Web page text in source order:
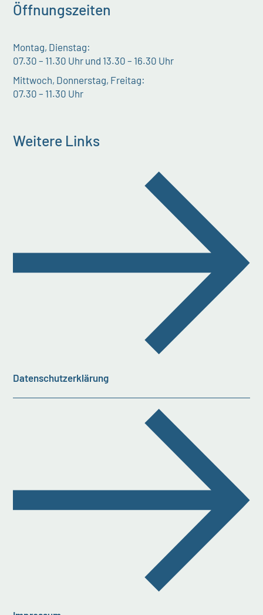
Öffnungszeiten
Montag, Dienstag:
07.30 – 11.30 Uhr und 13.30 – 16.30 Uhr
Mittwoch, Donnerstag, Freitag:
07.30 – 11.30 Uhr
Weitere Links
Datenschutzerklärung